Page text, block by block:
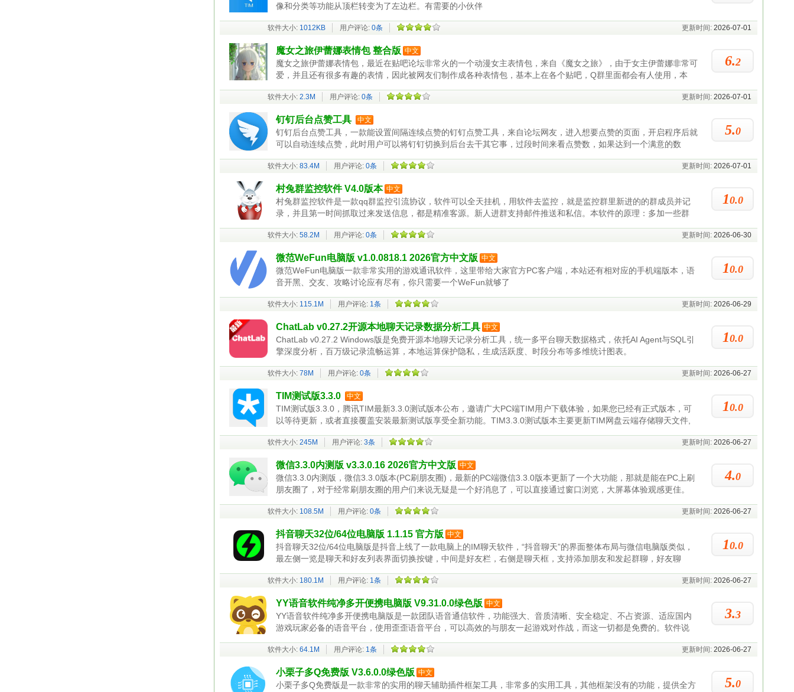
像和分类等功能从顶栏转变为了左边栏。有需要的小伙伴
软件大小: 1012KB 用户评论: 0条 更新时间: 2026-07-01
6.2
魔女之旅伊蕾娜表情包 整合版 中文
魔女之旅伊蕾娜表情包，最近在贴吧论坛非常火的一个动漫女主表情包，来自《魔女之旅》，由于女主伊蕾娜非常可
爱，并且还有很多有趣的表情，因此被网友们制作成各种表情包，基本上在各个贴吧，Q群里面都会有人使用，本
软件大小: 2.3M 用户评论: 0条 更新时间: 2026-07-01
5.0
钉钉后台点赞工具 中文
钉钉后台点赞工具，一款能设置间隔连续点赞的钉钉点赞工具，来自论坛网友，进入想要点赞的页面，开启程序后就
可以自动连续点赞，此时用户可以将钉钉切换到后台去干其它事，过段时间来看点赞数，如果达到一个满意的数
软件大小: 83.4M 用户评论: 0条 更新时间: 2026-07-01
10.0
村兔群监控软件 V4.0版本 中文
村兔群监控软件是一款qq群监控引流协议，软件可以全天挂机，用软件去监控，就是监控群里新进的的群成员并记
录，并且第一时间抓取过来发送信息，都是精准客源。新人进群支持邮件推送和私信。本软件的原理：多加一些群
软件大小: 58.2M 用户评论: 0条 更新时间: 2026-06-30
10.0
微范WeFun电脑版 v1.0.0818.1 2026官方中文版 中文
微范WeFun电脑版一款非常实用的游戏通讯软件，这里带给大家官方PC客户端，本站还有相对应的手机端版本，语
音开黑、交友、攻略讨论应有尽有，你只需要一个WeFun就够了
软件大小: 115.1M 用户评论: 1条 更新时间: 2026-06-29
10.0
ChatLab v0.27.2开源本地聊天记录数据分析工具 中文
ChatLab v0.27.2 Windows版是免费开源本地聊天记录分析工具，统一多平台聊天数据格式，依托AI Agent与SQL引
擎深度分析，百万级记录流畅运算，本地运算保护隐私，生成活跃度、时段分布等多维统计图表。
软件大小: 78M 用户评论: 0条 更新时间: 2026-06-27
10.0
TIM测试版3.3.0 中文
TIM测试版3.3.0，腾讯TIM最新3.3.0测试版本公布，邀请广大PC端TIM用户下载体验，如果您已经有正式版本，可
以等待更新，或者直接覆盖安装最新测试版享受全新功能。TIM3.3.0测试版本主要更新TIM网盘云端存储聊天文件,
软件大小: 245M 用户评论: 3条 更新时间: 2026-06-27
4.0
微信3.3.0内测版 v3.3.0.16 2026官方中文版 中文
微信3.3.0内测版，微信3.3.0版本(PC刷朋友圈)，最新的PC端微信3.3.0版本更新了一个大功能，那就是能在PC上刷
朋友圈了，对于经常刷朋友圈的用户们来说无疑是一个好消息了，可以直接通过窗口浏览，大屏幕体验观感更佳。
软件大小: 108.5M 用户评论: 0条 更新时间: 2026-06-27
10.0
抖音聊天32位/64位电脑版 1.1.15 官方版 中文
抖音聊天32位/64位电脑版是抖音上线了一款电脑上的IM聊天软件，“抖音聊天”的界面整体布局与微信电脑版类似，
最左侧一览是聊天和好友列表界面切换按键，中间是好友栏，右侧是聊天框，支持添加朋友和发起群聊，好友聊
软件大小: 180.1M 用户评论: 1条 更新时间: 2026-06-27
3.3
YY语音软件纯净多开便携电脑版 V9.31.0.0绿色版 中文
YY语音软件纯净多开便携电脑版是一款团队语音通信软件，功能强大、音质清晰、安全稳定、不占资源、适应国内
游戏玩家必备的语音平台，使用歪歪语音平台，可以高效的与朋友一起游戏对作战，而这一切都是免费的。软件说
软件大小: 64.1M 用户评论: 1条 更新时间: 2026-06-27
5.0
小栗子多Q免费版 V3.6.0.0绿色版 中文
小栗子多Q免费版是一款非常的实用的聊天辅助插件框架工具，非常多的实用工具，其他框架没有的功能，提供全方